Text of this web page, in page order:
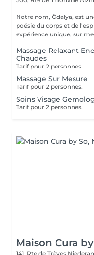
Notre nom, Ôdalya, est
poésie du corps et de
expérience unique, sur
Massage Relaxant
Chaudes
Tarif pour 2 personnes.
Massage Sur Mesure
Tarif pour 2 personnes.
Soins Visage
Tarif pour 2 personnes.
Maison Cura
141, Rte de Trèves